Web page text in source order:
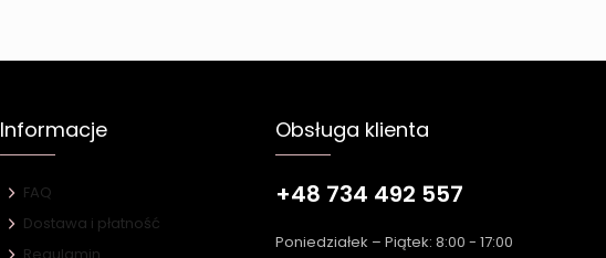
Informacje
FAQ
Dostawa i płatność
Regulamin
Obsługa klienta
+48 734 492 557
Poniedziałek – Piątek: 8:00 - 17:00